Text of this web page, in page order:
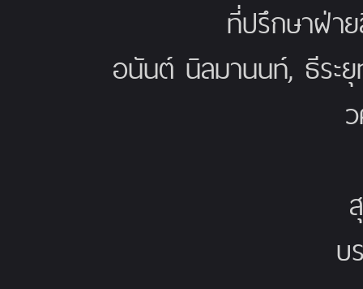
ที่ปรึกษาฝ่า
อนันต์ นิลมานนท์, ธีร
บ